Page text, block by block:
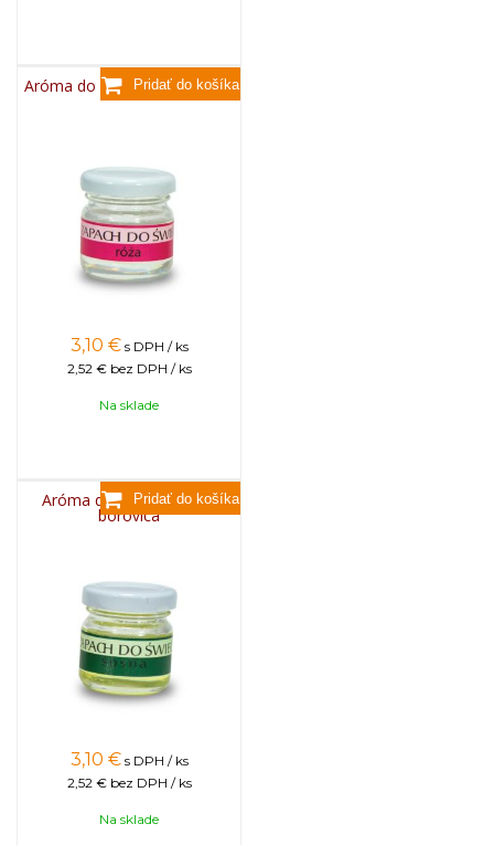
Aróma do sviečok, 25g - ruža
3,10 € s DPH / ks
2,52 € bez DPH / ks
Na sklade
Aróma do sviečok, 25g -
borovica
3,10 € s DPH / ks
2,52 € bez DPH / ks
Na sklade